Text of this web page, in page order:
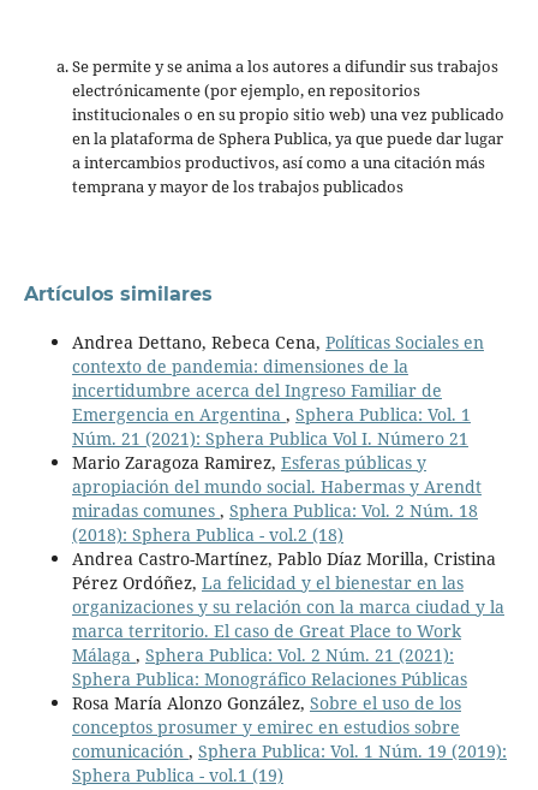
Se permite y se anima a los autores a difundir sus trabajos
electrónicamente (por ejemplo, en repositorios
institucionales o en su propio sitio web) una vez publicado
en la plataforma de Sphera Publica, ya que puede dar lugar
a intercambios productivos, así como a una citación más
temprana y mayor de los trabajos publicados
Artículos similares
Andrea Dettano, Rebeca Cena, Políticas Sociales en
contexto de pandemia: dimensiones de la
incertidumbre acerca del Ingreso Familiar de
Emergencia en Argentina , Sphera Publica: Vol. 1
Núm. 21 (2021): Sphera Publica Vol I. Número 21
Mario Zaragoza Ramirez, Esferas públicas y
apropiación del mundo social. Habermas y Arendt
miradas comunes , Sphera Publica: Vol. 2 Núm. 18
(2018): Sphera Publica - vol.2 (18)
Andrea Castro-Martínez, Pablo Díaz Morilla, Cristina
Pérez Ordóñez, La felicidad y el bienestar en las
organizaciones y su relación con la marca ciudad y la
marca territorio. El caso de Great Place to Work
Málaga , Sphera Publica: Vol. 2 Núm. 21 (2021):
Sphera Publica: Monográfico Relaciones Públicas
Rosa María Alonzo González, Sobre el uso de los
conceptos prosumer y emirec en estudios sobre
comunicación , Sphera Publica: Vol. 1 Núm. 19 (2019):
Sphera Publica - vol.1 (19)